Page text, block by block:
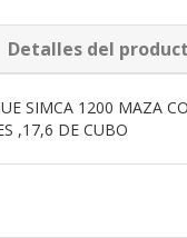
Detalles del
SIMCA 1200 MAZA
,17,6 DE CUBO